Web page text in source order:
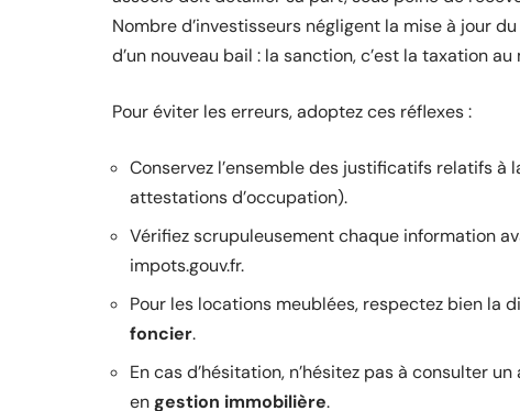
Nombre d’investisseurs négligent la mise à jour
d’un nouveau bail : la sanction, c’est la taxation
Pour éviter les erreurs, adoptez ces réflexes :
Conservez l’ensemble des justificatifs relatifs
attestations d’occupation).
Vérifiez scrupuleusement chaque information
impots.gouv.fr.
Pour les locations meublées, respectez bien la
foncier.
En cas d’hésitation, n’hésitez pas à consulter
engestion immobilière.